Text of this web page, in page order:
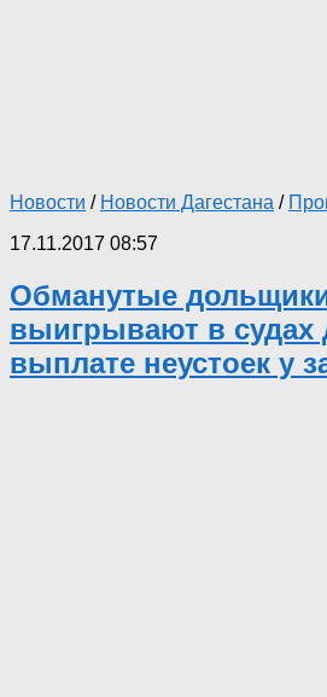
Новости / Новости Дагестана /
17.11.2017 08:57
Обманутые дольщики
выигрывают в судах
выплате неустоек у